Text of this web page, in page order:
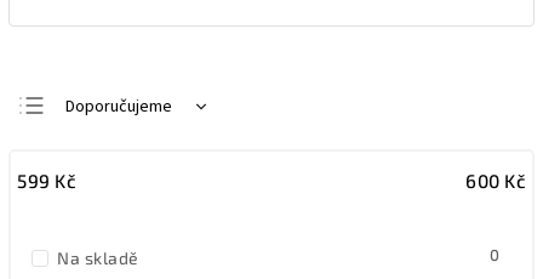
Doporučujeme
Nejdražší
Abecedně
599 Kč 600 Kč
Na skladě 0